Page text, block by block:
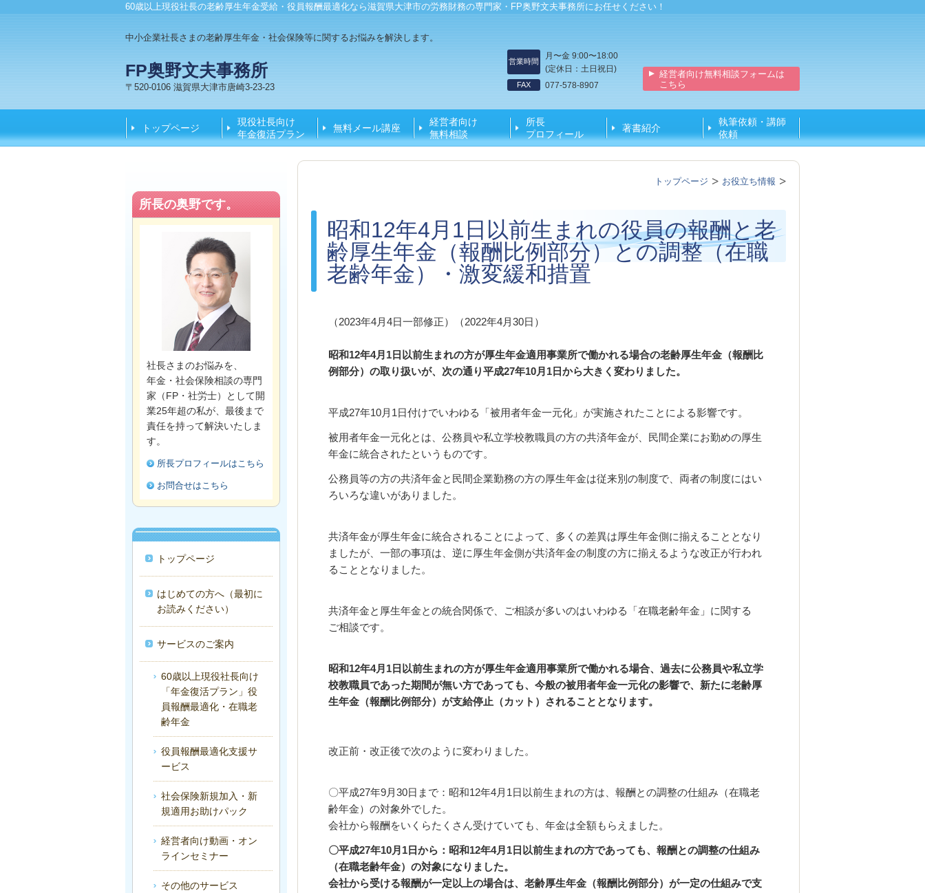
60歳以上現役社長の老齢厚生年金受給・役員報酬最適化なら滋賀県大津市の労務財務の専門家・FP奥野文夫事務所にお任せください！
中小企業社長さまの老齢厚生年金・社会保険等に関するお悩みを解決します。
FP奥野文夫事務所
〒520-0106 滋賀県大津市唐崎3-23-23
営業時間
月〜金 9:00〜18:00
(定休日：土日祝日)
FAX 077-578-8907
経営者向け無料相談フォームは
こちら
トップページ
現役社長向け
年金復活プラン
無料メール講座
経営者向け
無料相談
所長
プロフィール
著書紹介
執筆依頼・講師
依頼
トップページ お役立ち情報
昭和12年4月1日以前生まれの役員の報酬と老
齢厚生年金（報酬比例部分）との調整（在職
老齢年金）・激変緩和措置
（2023年4月4日一部修正）（2022年4月30日）
昭和12年4月1日以前生まれの方が厚生年金適用事業所で働かれる場合の老齢厚生年金（報酬比
例部分）の取り扱いが、次の通り平成27年10月1日から大きく変わりました。
平成27年10月1日付けでいわゆる「被用者年金一元化」が実施されたことによる影響です。
被用者年金一元化とは、公務員や私立学校教職員の方の共済年金が、民間企業にお勤めの厚生
年金に統合されたというものです。
公務員等の方の共済年金と民間企業勤務の方の厚生年金は従来別の制度で、両者の制度にはい
ろいろな違いがありました。
共済年金が厚生年金に統合されることによって、多くの差異は厚生年金側に揃えることとなり
ましたが、一部の事項は、逆に厚生年金側が共済年金の制度の方に揃えるような改正が行われ
ることとなりました。
共済年金と厚生年金との統合関係で、ご相談が多いのはいわゆる「在職老齢年金」に関する
ご相談です。
昭和12年4月1日以前生まれの方が厚生年金適用事業所で働かれる場合、過去に公務員や私立学
校教職員であった期間が無い方であっても、今般の被用者年金一元化の影響で、新たに老齢厚
生年金（報酬比例部分）が支給停止（カット）されることとなります。
改正前・改正後で次のように変わりました。
〇平成27年9月30日まで：昭和12年4月1日以前生まれの方は、報酬との調整の仕組み（在職老
齢年金）の対象外でした。
会社から報酬をいくらたくさん受けていても、年金は全額もらえました。
〇平成27年10月1日から：昭和12年4月1日以前生まれの方であっても、報酬との調整の仕組み
（在職老齢年金）の対象になりました。
会社から受ける報酬が一定以上の場合は、老齢厚生年金（報酬比例部分）が一定の仕組みで支
所長の奥野です。
社長さまのお悩みを、
年金・社会保険相談の専門
家（FP・社労士）として開
業25年超の私が、最後まで
責任を持って解決いたしま
す。
所長プロフィールはこちら
お問合せはこちら
トップページ
はじめての方へ（最初に
お読みください）
サービスのご案内
60歳以上現役社長向け
「年金復活プラン」役
員報酬最適化・在職老
齢年金
役員報酬最適化支援サ
ービス
社会保険新規加入・新
規適用お助けパック
経営者向け動画・オン
ラインセミナー
その他のサービス